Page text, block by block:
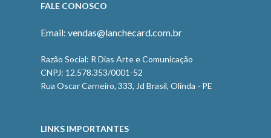
FALE CONOSCO
Email: vendas@lanchecard.com.br
Razão Social: R Dias Arte e Comunicação
CNPJ: 12.578.353/0001-52
Rua Oscar Carneiro, 333, Jd Brasil, Olinda - PE
LINKS IMPORTANTES